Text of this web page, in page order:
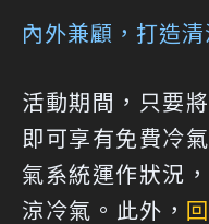
內外兼顧，打造
活動期間，只要
即可享有免費冷
氣系統運作狀況
涼冷氣。此外，